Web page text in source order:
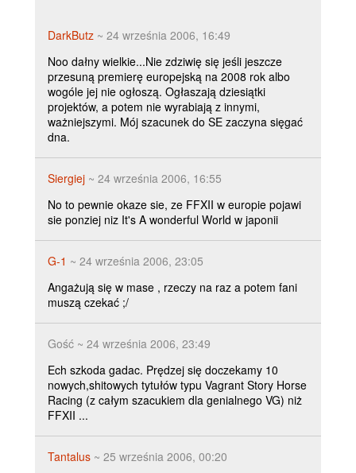
DarkButz ~ 24 września 2006, 16:49
Noo dałny wielkie...Nie zdziwię się jeśli jeszcze
przesuną premierę europejską na 2008 rok albo
wogóle jej nie ogłoszą. Ogłaszają dziesiątki
projektów, a potem nie wyrabiają z innymi,
ważniejszymi. Mój szacunek do SE zaczyna sięgać
dna.
Siergiej ~ 24 września 2006, 16:55
No to pewnie okaze sie, ze FFXII w europie pojawi
sie ponziej niz It's A wonderful World w japonii
G-1 ~ 24 września 2006, 23:05
Angażują się w mase , rzeczy na raz a potem fani
muszą czekać ;/
Gość ~ 24 września 2006, 23:49
Ech szkoda gadac. Prędzej się doczekamy 10
nowych,shitowych tytułów typu Vagrant Story Horse
Racing (z całym szacukiem dla genialnego VG) niż
FFXII ...
Tantalus ~ 25 września 2006, 00:20